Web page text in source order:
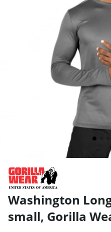
Washington
small, Gorilla